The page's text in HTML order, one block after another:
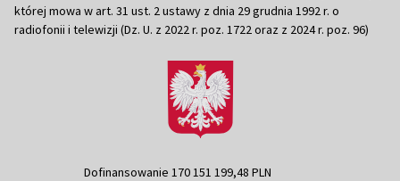
której mowa w art. 31 ust. 2 ustawy z dnia 29 grudnia 1992 r. o
radiofonii i telewizji (Dz. U. z 2022 r. poz. 1722 oraz z 2024 r. poz. 96)
Dofinansowanie 170 151 199,48 PLN